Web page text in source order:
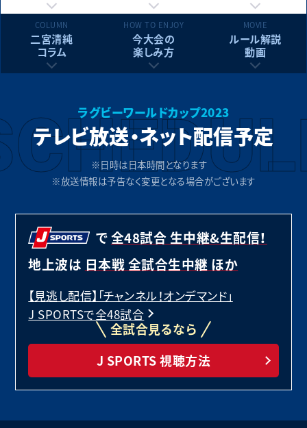
COLUMN
二宮清純
コラム
HOW TO ENJOY
今大会の
楽しみ方
MOVIE
ルール解説
動画
ラグビーワールドカップ2023
テレビ放送・ネット配信予定
※日時は日本時間となります
※放送情報は予告なく変更となる場合がございます
で全48試合 生中継&生配信！
地上波は 日本戦 全試合生中継 ほか
【見逃し配信】「チャンネル！オンデマンド」
J SPORTSで全48試合
全試合見るなら
J SPORTS 視聴方法
すべて表示